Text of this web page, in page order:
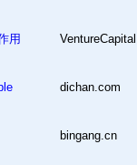
用
dichan.com
bingang.cn